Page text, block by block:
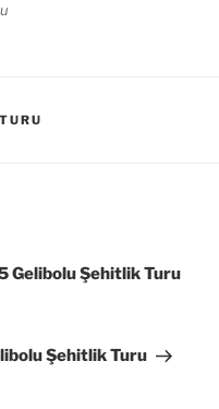
Gelibolu Şehitlik Turu
Şehitlik Turu